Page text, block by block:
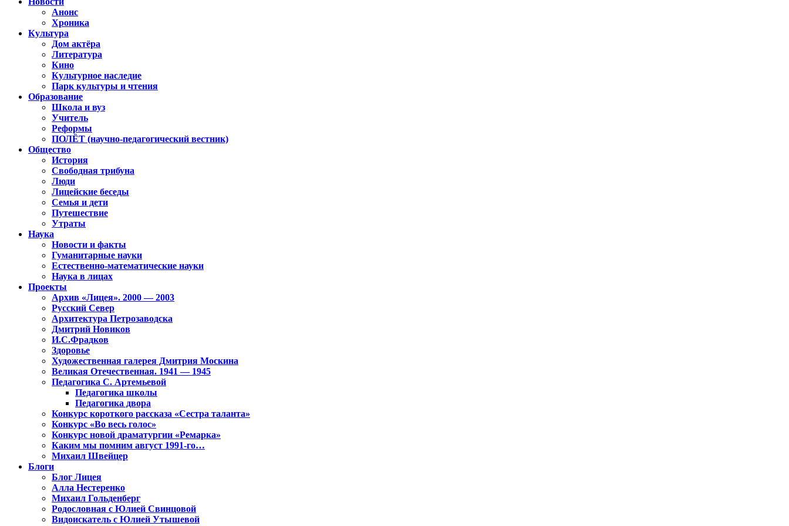
Анонс
Хроника
Культура
Дом актёра
Литература
Кино
Культурное наследие
Парк культуры и чтения
Образование
Школа и вуз
Учитель
Реформы
ПОЛЁТ (научно-педагогический вестник)
Общество
История
Свободная трибуна
Люди
Лицейские беседы
Семья и дети
Путешествие
Утраты
Наука
Новости и факты
Гуманитарные науки
Естественно-математические науки
Наука в лицах
Проекты
Архив «Лицея». 2000 — 2003
Русский Север
Архитектура Петрозаводска
Дмитрий Новиков
И.С.Фрадков
Здоровье
Художественная галерея Дмитрия Москина
Великая Отечественная. 1941 — 1945
Педагогика С. Артемьевой
Педагогика школы
Педагогика двора
Конкурс короткого рассказа «Сестра таланта»
Конкурс «Во весь голос»
Конкурс новой драматургии «Ремарка»
Каким мы помним август 1991-го…
Михаил Швейцер
Блоги
Блог Лицея
Алла Нестеренко
Михаил Гольденберг
Родословная с Юлией Свинцовой
Видоискатель с Юлией Утышевой